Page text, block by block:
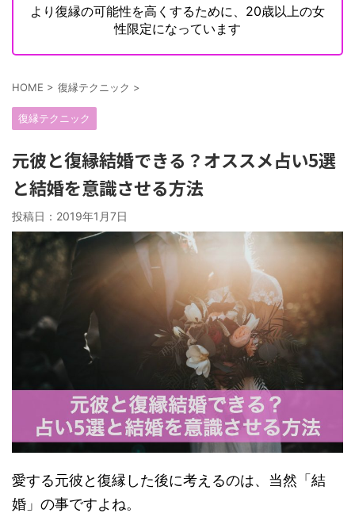
より復縁の可能性を高くするために、20歳以上の女
性限定になっています
HOME > 復縁テクニック >
復縁テクニック
元彼と復縁結婚できる？オススメ占い5選
と結婚を意識させる方法
投稿日： 2019年1月7日
愛する元彼と復縁した後に考えるのは、当然「結
婚」の事ですよね。